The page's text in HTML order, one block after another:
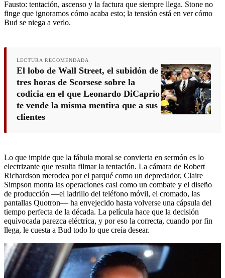
Fausto: tentación, ascenso y la factura que siempre llega. Stone no
finge que ignoramos cómo acaba esto; la tensión está en ver cómo
Bud se niega a verlo.
LECTURA RECOMENDADA
El lobo de Wall Street, el subidón de
tres horas de Scorsese sobre la
codicia en el que Leonardo DiCaprio
te vende la misma mentira que a sus
clientes
Lo que impide que la fábula moral se convierta en sermón es lo
electrizante que resulta filmar la tentación. La cámara de Robert
Richardson merodea por el parqué como un depredador, Claire
Simpson monta las operaciones casi como un combate y el diseño
de producción —el ladrillo del teléfono móvil, el cromado, las
pantallas Quotron— ha envejecido hasta volverse una cápsula del
tiempo perfecta de la década. La película hace que la decisión
equivocada parezca eléctrica, y por eso la correcta, cuando por fin
llega, le cuesta a Bud todo lo que creía desear.